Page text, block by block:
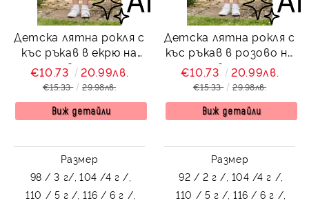
Детска лятна рокля с
къс ръкав в екрю на
розови сърца
€10.73 20.99лв.
€15.33 29.98лв.
Виж детайли
Размер
98 / 3 г/, 104 /4 г /,
110 / 5 г /, 116 / 6 г /,
Детска лятна рокля с
къс ръкав в розово на
розови сърца
€10.73 20.99лв.
€15.33 29.98лв.
Виж детайли
Размер
92 / 2 г /, 104 /4 г /,
110 / 5 г /, 116 / 6 г /,